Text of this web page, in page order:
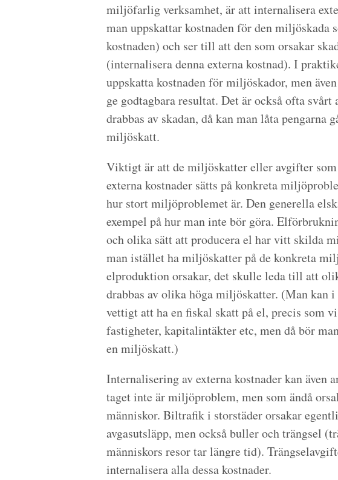
miljöfarlig verksamhet, är att internalisera
man uppskattar kostnaden för den miljöskada
kostnaden) och ser till att den som orsakar
(internalisera denna externa kostnad). I
uppskatta kostnaden för miljöskador, men
ge godtagbara resultat. Det är också ofta
drabbas av skadan, då kan man låta pengarna
miljöskatt.
Viktigt är att de miljöskatter eller avgifter
externa kostnader sätts på konkreta
hur stort miljöproblemet är. Den generella
exempel på hur man inte bör göra.
och olika sätt att producera el har vitt skilda
man istället ha miljöskatter på de konkreta
elproduktion orsakar, det skulle leda till att
drabbas av olika höga miljöskatter. (Man kan
vettigt att ha en fiskal skatt på el, precis som
fastigheter, kapitalintäkter etc, men då bör
en miljöskatt.)
Internalisering av externa kostnader kan även
taget inte är miljöproblem, men som ändå
människor. Biltrafik i storstäder orsakar
avgasutsläpp, men också buller och trängsel
människors resor tar längre tid).
internalisera alla dessa kostnader.